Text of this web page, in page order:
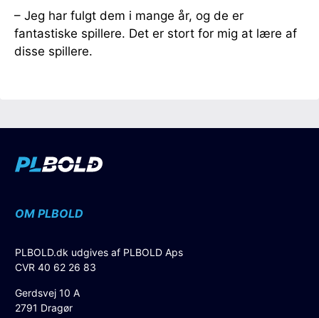
– Jeg har fulgt dem i mange år, og de er
fantastiske spillere. Det er stort for mig at lære af
disse spillere.
OM PLBOLD
PLBOLD.dk udgives af PLBOLD Aps
CVR 40 62 26 83
Gerdsvej 10 A
2791 Dragør